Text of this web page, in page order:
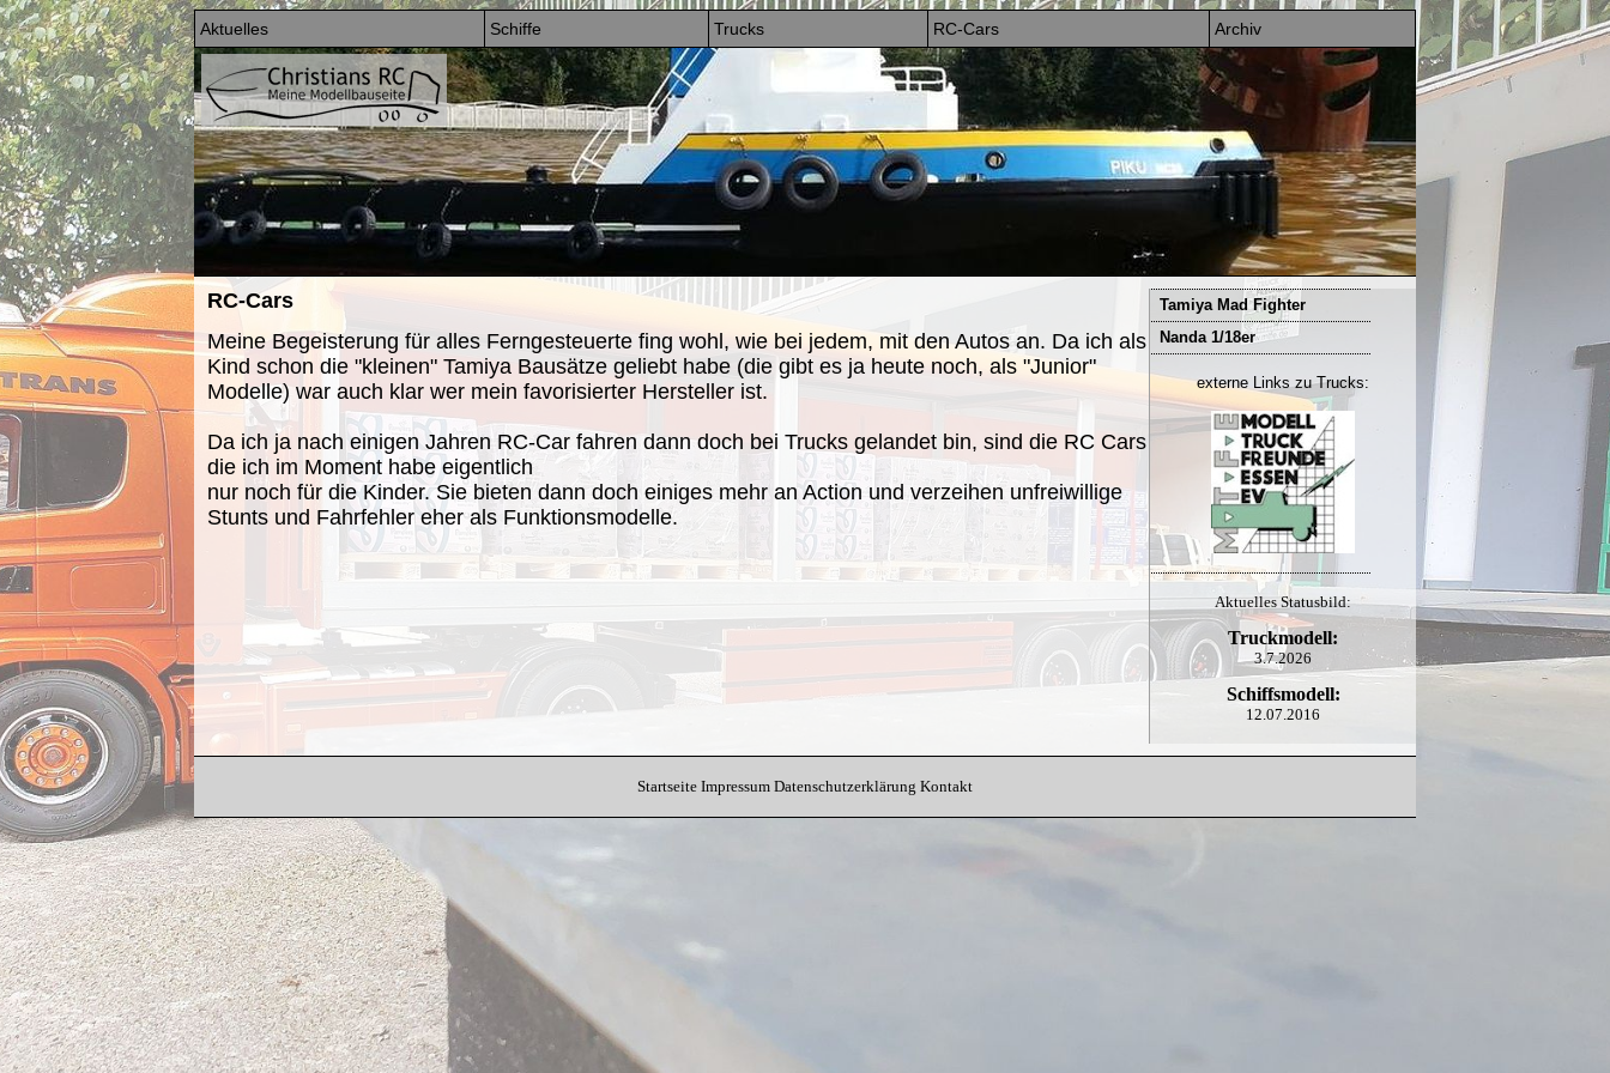
Aktuelles Schiffe Trucks RC-Cars Archiv
RC-Cars
Meine Begeisterung für alles Ferngesteuerte fing wohl, wie bei jedem, mit den Autos an. Da ich als
Kind schon die "kleinen" Tamiya Bausätze geliebt habe (die gibt es ja heute noch, als "Junior"
Modelle) war auch klar wer mein favorisierter Hersteller ist.
Da ich ja nach einigen Jahren RC-Car fahren dann doch bei Trucks gelandet bin, sind die RC Cars
die ich im Moment habe eigentlich
nur noch für die Kinder. Sie bieten dann doch einiges mehr an Action und verzeihen unfreiwillige
Stunts und Fahrfehler eher als Funktionsmodelle.
Tamiya Mad Fighter
Nanda 1/18er
externe Links zu Trucks:
Aktuelles Statusbild:
Truckmodell:
3.7.2026
Schiffsmodell:
12.07.2016
Startseite Impressum Datenschutzerklärung Kontakt